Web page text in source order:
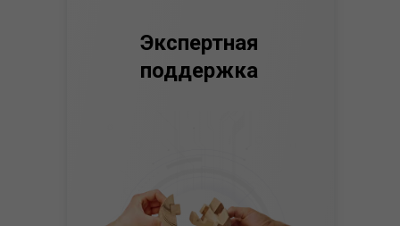
Экспертная
поддержка